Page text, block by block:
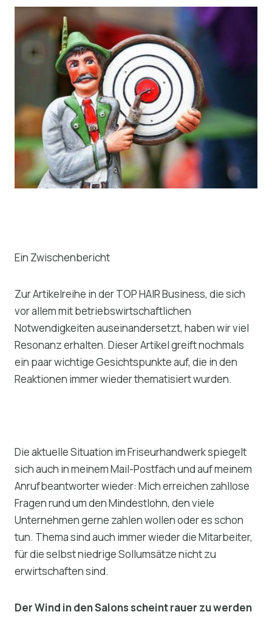
Ein Zwischenbericht
Zur Artikelreihe in der TOP HAIR Business, die sich
vor allem mit betriebswirtschaftlichen
Notwendigkeiten auseinandersetzt, haben wir viel
Resonanz erhalten. Dieser Artikel greift nochmals
ein paar wichtige Gesichtspunkte auf, die in den
Reaktionen immer wieder thematisiert wurden.
Die aktuelle Situation im Friseurhandwerk spiegelt
sich auch in meinem Mail-Postfach und auf meinem
Anrufbeantworter wieder: Mich erreichen zahllose
Fragen rund um den Mindestlohn, den viele
Unternehmen gerne zahlen wollen oder es schon
tun. Thema sind auch immer wieder die Mitarbeiter,
für die selbst niedrige Sollumsätze nicht zu
erwirtschaften sind.
Der Wind in den Salons scheint rauer zu werden